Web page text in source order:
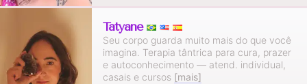
Tatyane
Seu corpo guarda muito mais do que você
imagina. Terapia tântrica para cura, prazer
e autoconhecimento — atend. individual,
casais e cursos [mais]